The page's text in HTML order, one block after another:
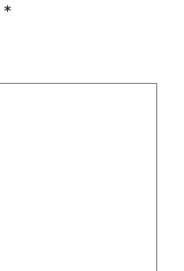
*